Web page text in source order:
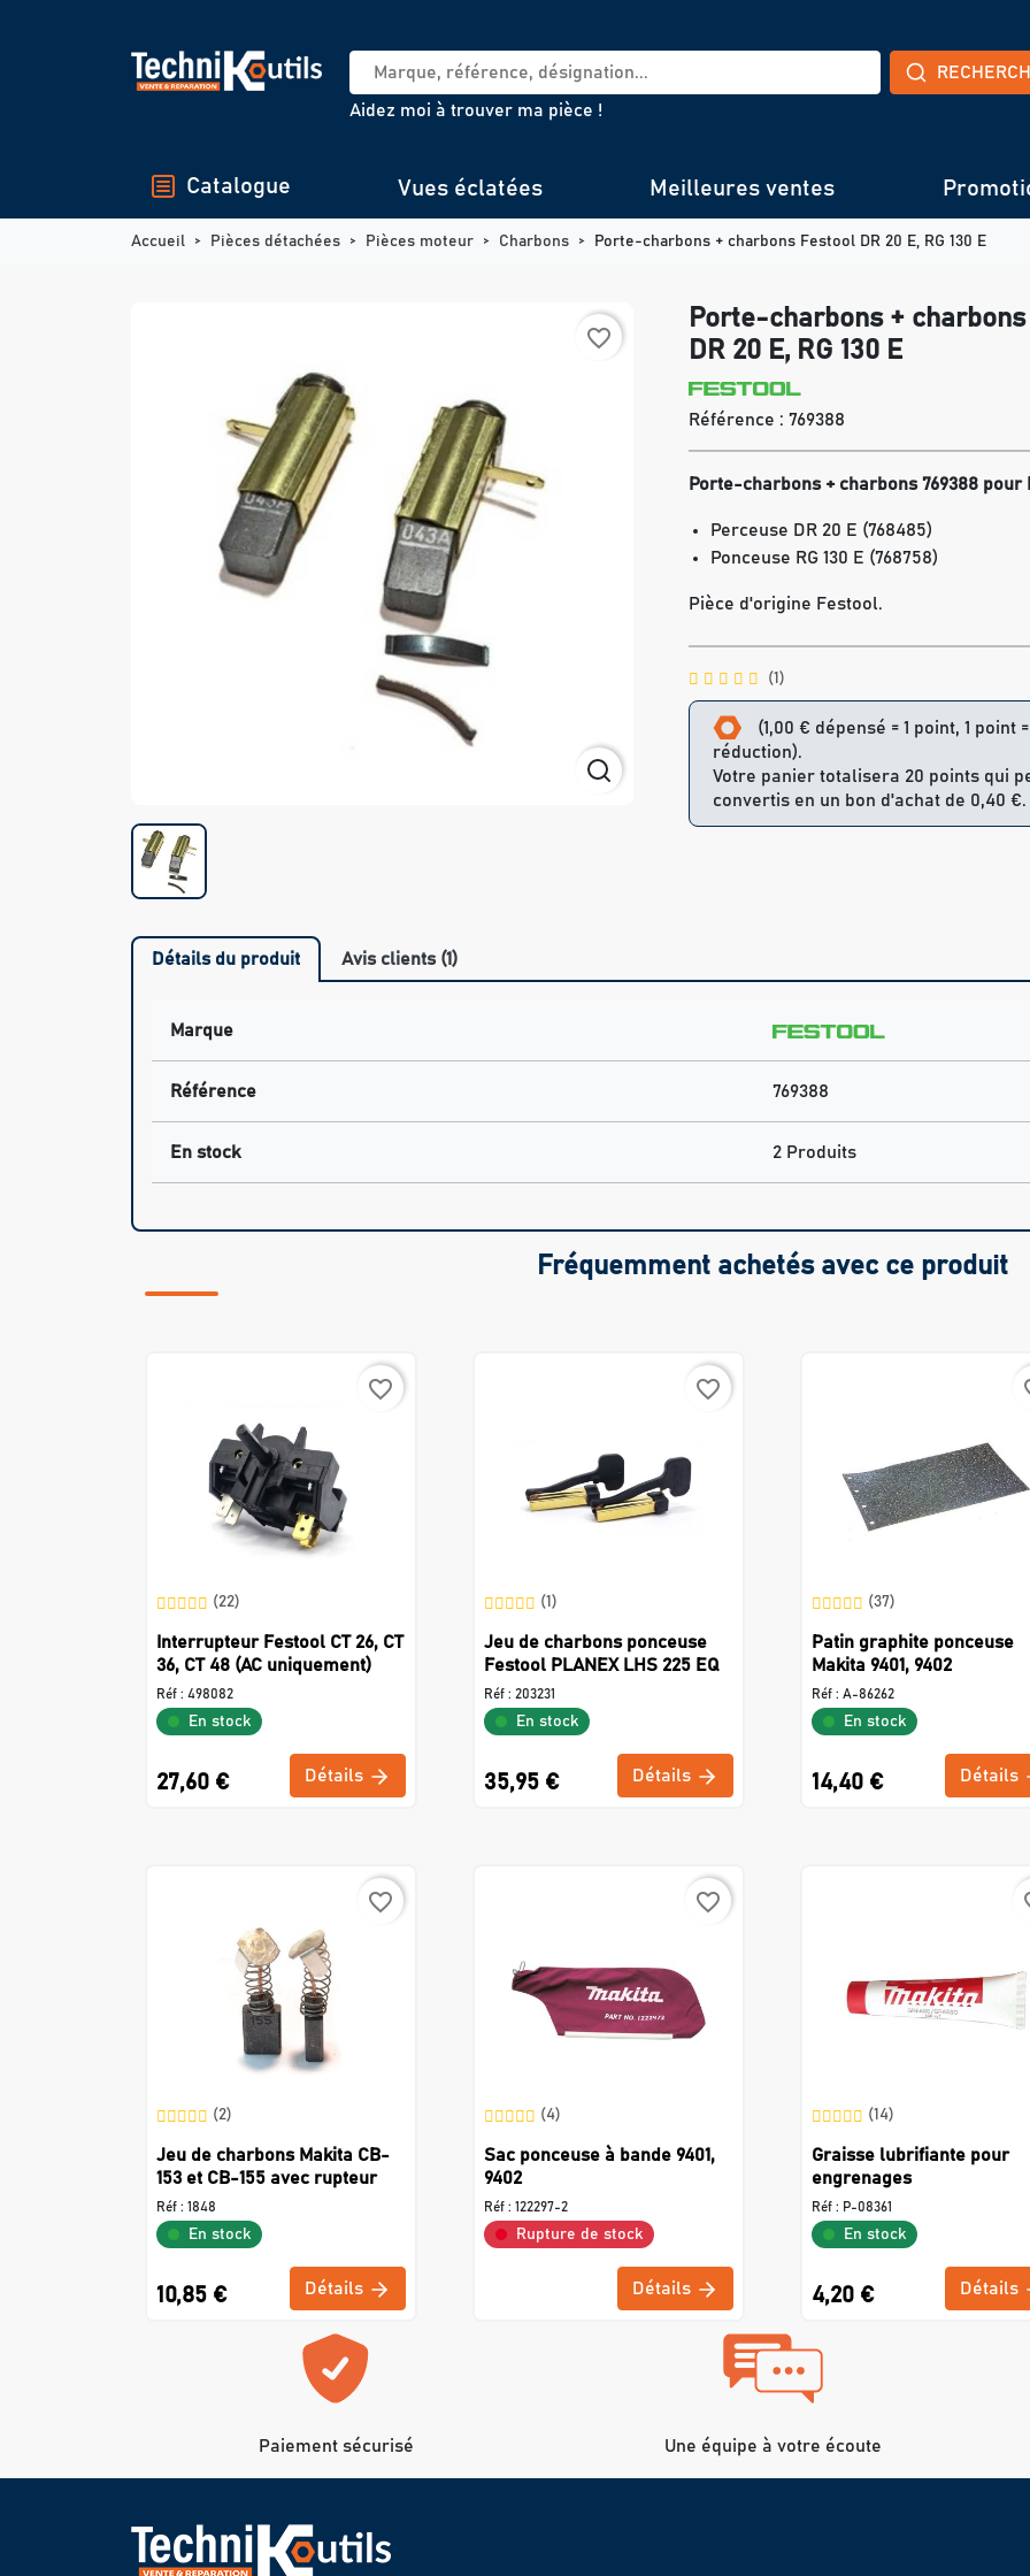
Aidez moi à trouver ma pièce !
Catalogue Vues éclatées Meilleures ventes
Accueil Pièces détachées Pièces moteur Charbons Porte-charbons + charbons Festool DR 20 E, RG 130 E
favorite_border
Porte-charbons +
DR 20 E, RG 130 E
Référence : 769388
Porte-charbons + charbons 769388 pour
Perceuse DR 20 E (768485)
Ponceuse RG 130 E (768758)
Pièce d'origine Festool.
(1)
(1,00 € dépensé = 1 point, 1 point
réduction).
Votre panier totalisera 20 points qui
convertis en un bon d'achat de 0,40 €.
Détails du produit Avis clients (1)
Marque
Référence 769388
En stock 2 Produits
Fréquemment achetés avec ce produit
favorite_border
(22)
Interrupteur Festool CT 26, CT
36, CT 48 (AC uniquement)
Réf : 498082
En stock
27,60 € Détails
favorite_border
(1)
Jeu de charbons ponceuse
Festool PLANEX LHS 225 EQ
Réf : 203231
En stock
35,95 € Détails
(37)
Patin graphite ponceuse
Makita 9401, 9402
Réf : A-86262
En stock
14,40 € Détails
favorite_border
(2)
Jeu de charbons Makita CB-
153 et CB-155 avec rupteur
Réf : 1848
En stock
10,85 € Détails
favorite_border
(4)
Sac ponceuse à bande 9401,
9402
Réf : 122297-2
Rupture de stock
Détails
(14)
Graisse lubrifiante pour
engrenages
Réf : P-08361
En stock
4,20 € Détails
Paiement sécurisé Une équipe à votre écoute